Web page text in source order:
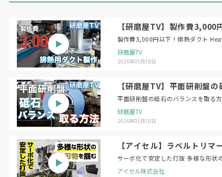
【研磨屋TV】製作費
製作
研磨屋TV
2026年05月18日
【研磨屋TV】平面研削
研磨屋TV
2026年05月18日
【アイセル】ラベルトリ
サーボ化で安定した打抜 多様な形状
アイセル株式会社